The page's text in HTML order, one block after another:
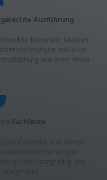
Ausführung
führender Marken.
inklusive.
aus einer Hand.
Fachleute
Gewerke und Ämter.
oder benötigte
werden sorgfältig und